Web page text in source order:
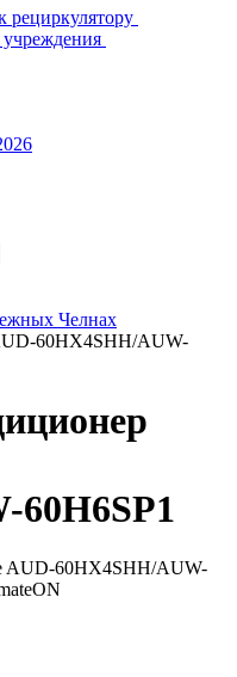
Челнах
60HX4SHH/AUW-
60H6SP1